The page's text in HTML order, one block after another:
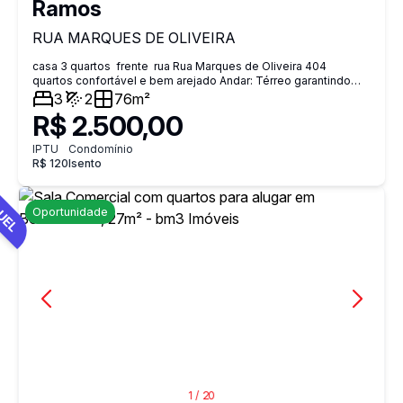
Ramos
RUA MARQUES DE OLIVEIRA
casa 3 quartos frente rua Rua Marques de Oliveira 404
quartos confortável e bem arejado Andar: Térreo garantindo
maior privacidade ventilação natural e vista livre 1 vaga de
garagem Locação: Trabalhamos exclusivamente com Seguro
Fiança (não aceitamos depósito). Próximo BRT Cardoso de
Morais Agua media R$ 286,00
3 2 76m²
R$ 2.500,00
IPTU
R$ 120
Condomínio
Isento
Oportunidade
1 / 20